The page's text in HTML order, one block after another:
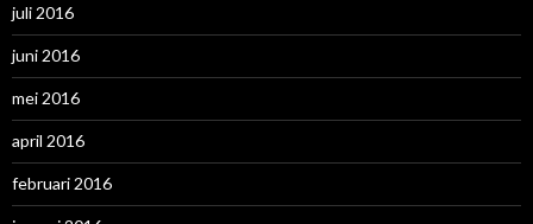
juli 2016
juni 2016
mei 2016
april 2016
februari 2016